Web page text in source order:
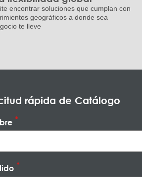
encontrar soluciones que cumplan con
geográficos a donde sea
te lleve
rápida de Catálogo